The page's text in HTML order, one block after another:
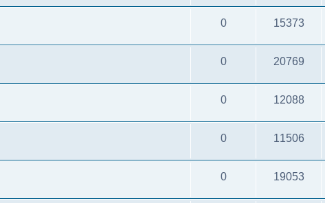
0 15373
0 20769
0 12088
0 11506
0 19053